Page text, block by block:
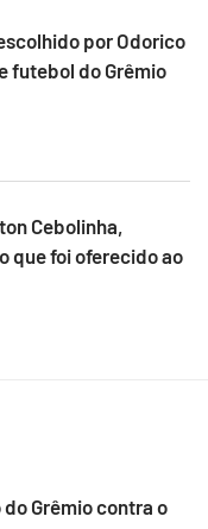
por Odorico
futebol do Grêmio
Cebolinha,
que foi oferecido ao
Grêmio contra o